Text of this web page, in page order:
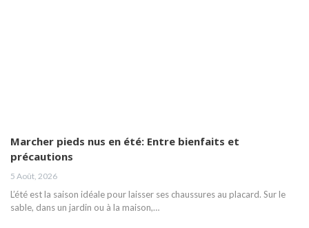
Marcher pieds nus en été: Entre bienfaits et
précautions
5 Août, 2026
L’été est la saison idéale pour laisser ses chaussures au placard. Sur le
sable, dans un jardin ou à la maison,…